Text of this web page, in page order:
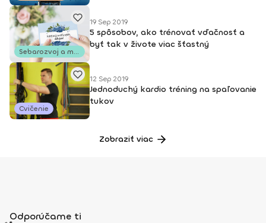
Sebarozvoj a motivácia
19 Sep 2019
5 spôsobov, ako trénovať vďačnosť a
byť tak v živote viac šťastný
Cvičenie
12 Sep 2019
Jednoduchý kardio tréning na spaľovanie
tukov
Zobraziť viac
Odporúčame ti